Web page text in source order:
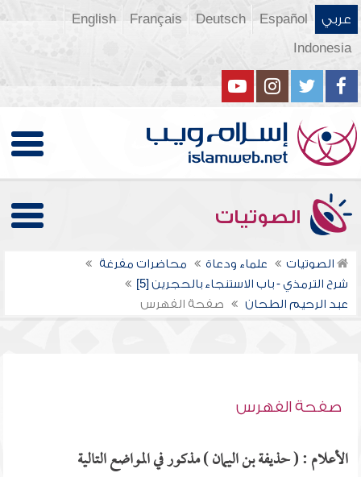
عربي Español
Deutsch
Français
English
Indonesia
الصوتيات
الصوتيات علماء ودعاة
محاضرات مفرغة
شرح الترمذي - باب الاستنجاء بالحجرين [5]
عبد الرحيم الطحان
صفحة الفهرس
صفحة الفهرس
الأعلام : ( حذيفة بن اليمان ) مذكور في المواضع التالية